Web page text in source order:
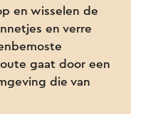
en wisselen de
en verre
gaat door een
die van